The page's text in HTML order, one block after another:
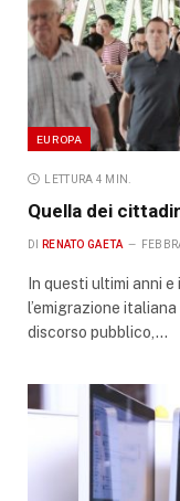
EUROPA
LETTURA 4 MIN.
Quella dei
DI RENATO GAETA
In questi ultimi anni
l’emigrazione
discorso pubblico,…